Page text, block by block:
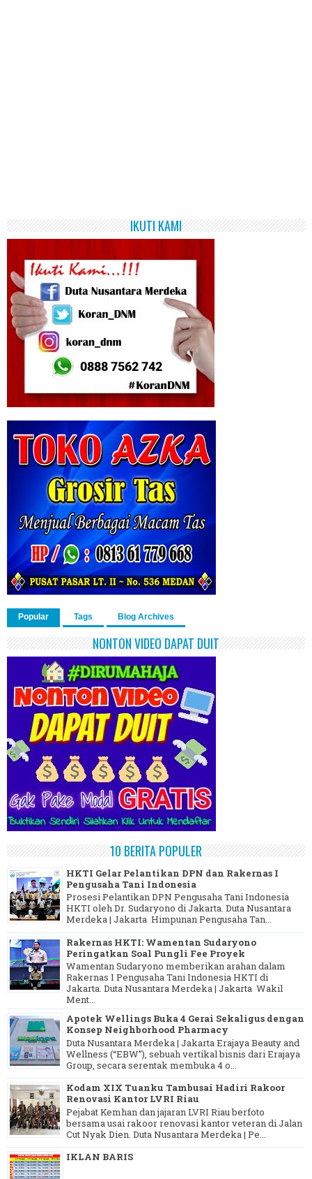
IKUTI KAMI
Popular Tags Blog Archives
NONTON VIDEO DAPAT DUIT
10 BERITA POPULER
HKTI Gelar Pelantikan DPN dan Rakernas I
Pengusaha Tani Indonesia
Prosesi Pelantikan DPN Pengusaha Tani Indonesia
HKTI oleh Dr. Sudaryono di Jakarta. Duta Nusantara
Merdeka | Jakarta Himpunan Pengusaha Tan...
Rakernas HKTI: Wamentan Sudaryono
Peringatkan Soal Pungli Fee Proyek
Wamentan Sudaryono memberikan arahan dalam
Rakernas I Pengusaha Tani Indonesia HKTI di
Jakarta. Duta Nusantara Merdeka | Jakarta Wakil
Ment...
Apotek Wellings Buka 4 Gerai Sekaligus dengan
Konsep Neighborhood Pharmacy
Duta Nusantara Merdeka | Jakarta Erajaya Beauty and
Wellness (“EBW”), sebuah vertikal bisnis dari Erajaya
Group, secara serentak membuka 4 o...
Kodam XIX Tuanku Tambusai Hadiri Rakoor
Renovasi Kantor LVRI Riau
Pejabat Kemhan dan jajaran LVRI Riau berfoto
bersama usai rakoor renovasi kantor veteran di Jalan
Cut Nyak Dien. Duta Nusantara Merdeka | Pe...
IKLAN BARIS